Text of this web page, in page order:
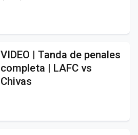
VIDEO | Tanda de penales
completa | LAFC vs
Chivas